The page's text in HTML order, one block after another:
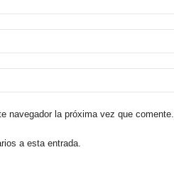
navegador la próxima vez que comente.
a esta entrada.